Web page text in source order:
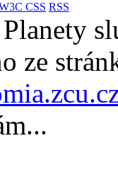
CSS RSS
Planety
ze